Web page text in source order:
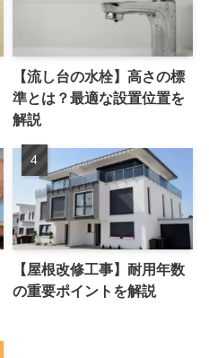
【流し台の水栓】高さの標
準とは？最適な設置位置を
解説
【屋根改修工事】耐用年数
の重要ポイントを解説